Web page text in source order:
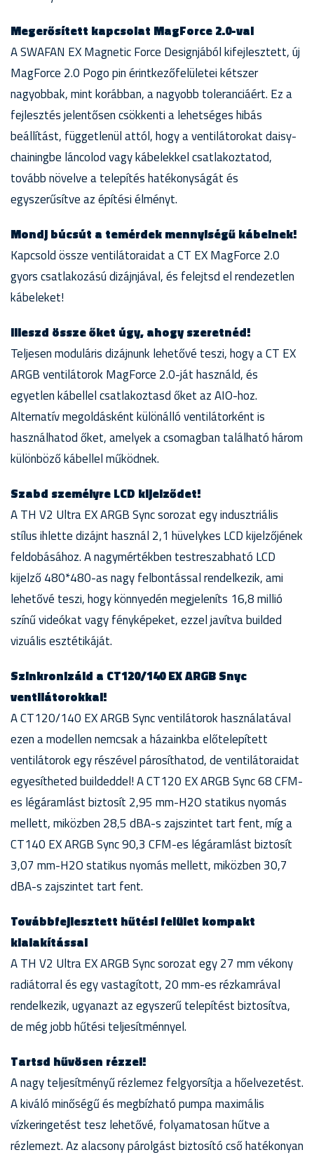
Megerősített kapcsolat MagForce 2.0-val
A SWAFAN EX Magnetic Force Designjából kifejlesztett, új
MagForce 2.0 Pogo pin érintkezőfelületei kétszer
nagyobbak, mint korábban, a nagyobb toleranciáért. Ez a
fejlesztés jelentősen csökkenti a lehetséges hibás
beállítást, függetlenül attól, hogy a ventilátorokat daisy-
chainingbe láncolod vagy kábelekkel csatlakoztatod,
tovább növelve a telepítés hatékonyságát és
egyszerűsítve az építési élményt.
Mondj búcsút a temérdek mennyiségű kábelnek!
Kapcsold össze ventilátoraidat a CT EX MagForce 2.0
gyors csatlakozású dizájnjával, és felejtsd el rendezetlen
kábeleket!
Illeszd össze őket úgy, ahogy szeretnéd!
Teljesen moduláris dizájnunk lehetővé teszi, hogy a CT EX
ARGB ventilátorok MagForce 2.0-ját használd, és
egyetlen kábellel csatlakoztasd őket az AIO-hoz.
Alternatív megoldásként különálló ventilátorként is
használhatod őket, amelyek a csomagban található három
különböző kábellel működnek.
Szabd személyre LCD kijelződet!
A TH V2 Ultra EX ARGB Sync sorozat egy indusztriális
stílus ihlette dizájnt használ 2,1 hüvelykes LCD kijelzőjének
feldobásához. A nagymértékben testreszabható LCD
kijelző 480*480-as nagy felbontással rendelkezik, ami
lehetővé teszi, hogy könnyedén megjeleníts 16,8 millió
színű videókat vagy fényképeket, ezzel javítva builded
vizuális esztétikáját.
Szinkronizáld a CT120/140 EX ARGB Snyc
ventilátorokkal!
A CT120/140 EX ARGB Sync ventilátorok használatával
ezen a modellen nemcsak a házainkba előtelepített
ventilátorok egy részével párosíthatod, de ventilátoraidat
egyesítheted buildeddel! A CT120 EX ARGB Sync 68 CFM-
es légáramlást biztosít 2,95 mm-H2O statikus nyomás
mellett, miközben 28,5 dBA-s zajszintet tart fent, míg a
CT140 EX ARGB Sync 90,3 CFM-es légáramlást biztosít
3,07 mm-H2O statikus nyomás mellett, miközben 30,7
dBA-s zajszintet tart fent.
Továbbfejlesztett hűtési felület kompakt
kialakítással
A TH V2 Ultra EX ARGB Sync sorozat egy 27 mm vékony
radiátorral és egy vastagított, 20 mm-es rézkamrával
rendelkezik, ugyanazt az egyszerű telepítést biztosítva,
de még jobb hűtési teljesítménnyel.
Tartsd hűvösen rézzel!
A nagy teljesítményű rézlemez felgyorsítja a hőelvezetést.
A kiváló minőségű és megbízható pumpa maximális
vízkeringetést tesz lehetővé, folyamatosan hűtve a
rézlemezt. Az alacsony párolgást biztosító cső hatékonyan